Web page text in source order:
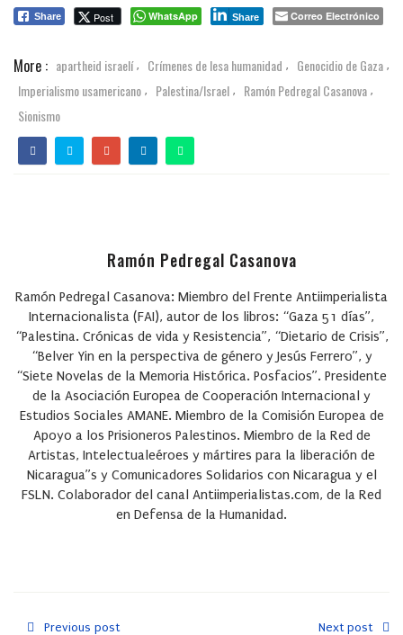
Share Post WhatsApp Share Correo Electrónico
More : apartheid israelí , Crímenes de lesa humanidad , Genocidio de Gaza ,
Imperialismo usamericano , Palestina/Israel , Ramón Pedregal Casanova ,
Sionismo
Ramón Pedregal Casanova
Ramón Pedregal Casanova: Miembro del Frente Antiimperialista
Internacionalista (FAI), autor de los libros: “Gaza 51 días”,
“Palestina. Crónicas de vida y Resistencia”, “Dietario de Crisis”,
“Belver Yin en la perspectiva de género y Jesús Ferrero”, y
“Siete Novelas de la Memoria Histórica. Posfacios”. Presidente
de la Asociación Europea de Cooperación Internacional y
Estudios Sociales AMANE. Miembro de la Comisión Europea de
Apoyo a los Prisioneros Palestinos. Miembro de la Red de
Artistas, Intelectualeéroes y mártires para la liberación de
Nicaragua”s y Comunicadores Solidarios con Nicaragua y el
FSLN. Colaborador del canal Antiimperialistas.com, de la Red
en Defensa de la Humanidad.
Previous post Next post